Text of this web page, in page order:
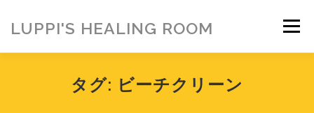
LUPPI'S HEALING ROOM メニュー
ご挨拶 MENU お客様の声
タグ: ビーチクリーン